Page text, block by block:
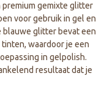
premium gemixte glitter
voor gebruik in gel en
glitter bevat een
waardoor je een
in gelpolish.
resultaat dat je